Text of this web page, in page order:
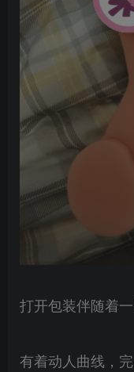
打开包装伴随着
有着动人曲线，